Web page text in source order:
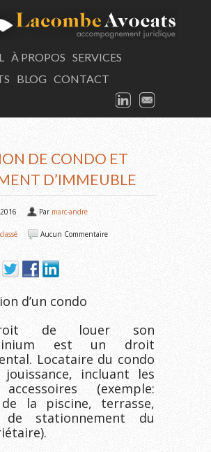
À PROPOS SERVICES
BLOG CONTACT
LINKEDIN
DE CONDO ET
D’IMMEUBLE
Par marc-andre
Aucun Commentaire
d’un condo
de louer son
est un droit
Locataire du condo
incluant les
(exemple:
de la piscine, terrasse,
de stationnement du